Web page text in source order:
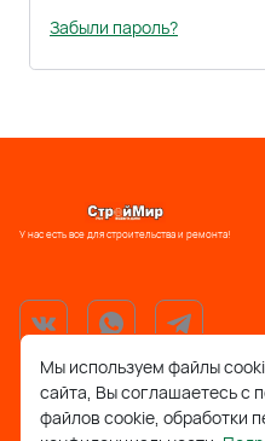
Забыли пароль?
У нас есть все для строительства и ремонта!
support@stroymir48.ru
Мы используем файлы
сайта, Вы соглашаетесь с
файлов cookie, обработки